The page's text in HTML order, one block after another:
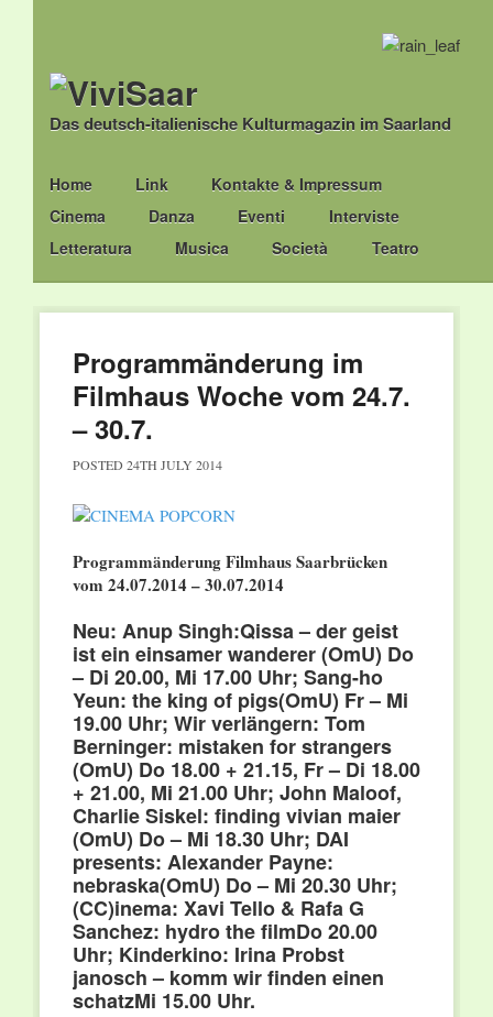
Das deutsch-italienische Kulturmagazin im Saarland
Main menu
Skip
to
content
Home Link
Kontakte & Impressum
Cinema
Danza Eventi
Interviste
Letteratura
Musica Società Teatro
Programmänderung im
Filmhaus Woche vom 24.7.
– 30.7.
POSTED 24TH JULY 2014
Programmänderung Filmhaus Saarbrücken
vom 24.07.2014 – 30.07.2014
Neu: Anup Singh:Qissa – der geist
ist ein einsamer wanderer (OmU) Do
– Di 20.00, Mi 17.00 Uhr; Sang-ho
Yeun: the king of pigs(OmU) Fr – Mi
19.00 Uhr; Wir verlängern: Tom
Berninger: mistaken for strangers
(OmU) Do 18.00 + 21.15, Fr – Di 18.00
+ 21.00, Mi 21.00 Uhr; John Maloof,
Charlie Siskel: finding vivian maier
(OmU) Do–Mi 18.30 Uhr; DAI
presents: Alexander Payne:
nebraska(OmU) Do – Mi 20.30 Uhr;
(CC)inema: Xavi Tello & Rafa G
Sanchez: hydro the filmDo 20.00
Uhr; Kinderkino: Irina Probst
janosch – komm wir finden einen
schatzMi 15.00 Uhr.